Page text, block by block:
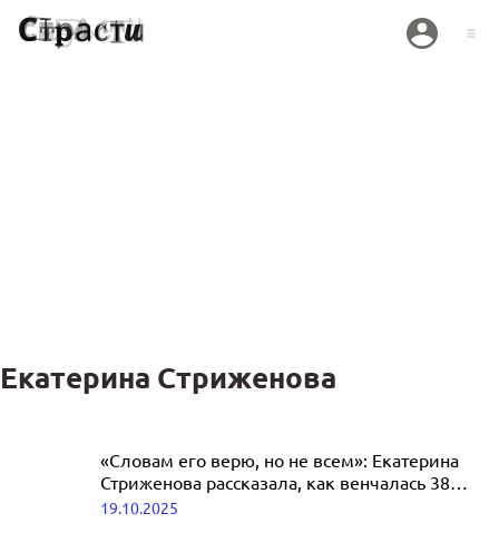
Екатерина Стриженова
Екатерина Стриженова вспомнила об
умерших родителях после присвоения
почетного звания
«Словам его верю, но не всем»: Екатерина
Стриженова рассказала, как венчалась 38
лет назад
19.10.2025